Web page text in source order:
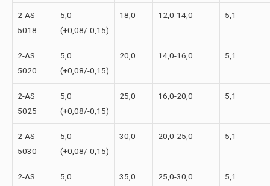
2-АS
5018
5,0
(+0,08/-0,15)
18,0 12,0-14,0 5,1
2-АS
5020
5,0
(+0,08/-0,15)
20,0 14,0-16,0 5,1
2-АS
5025
5,0
(+0,08/-0,15)
25,0 16,0-20,0 5,1
2-АS
5030
5,0
(+0,08/-0,15)
30,0 20,0-25,0 5,1
2-АS
5,0
35,0 25,0-30,0 5,1